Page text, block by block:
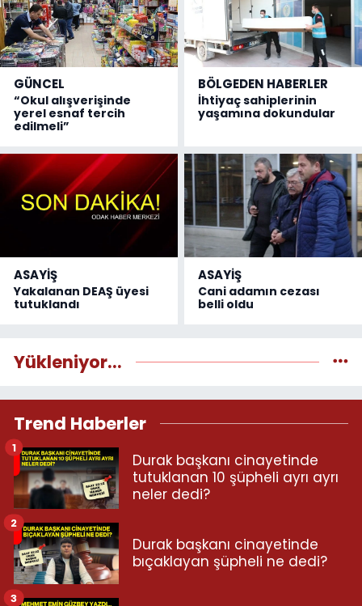
GÜNCEL
“Okul alışverişinde
yerel esnaf tercih
edilmeli”
BÖLGEDEN HABERLER
İhtiyaç sahiplerinin
yaşamına dokundular
ASAYİŞ
Yakalanan DEAŞ üyesi
tutuklandı
ASAYİŞ
Cani adamın cezası
belli oldu
Yükleniyor...
Trend Haberler
Durak başkanı cinayetinde
tutuklanan 10 şüpheli ayrı ayrı
neler dedi?
1
Durak başkanı cinayetinde
bıçaklayan şüpheli ne dedi?
2
3